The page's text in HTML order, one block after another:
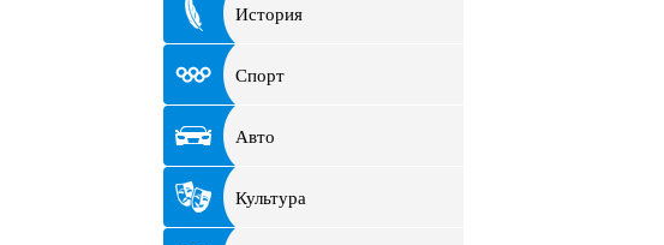
История
Спорт
Авто
Культура